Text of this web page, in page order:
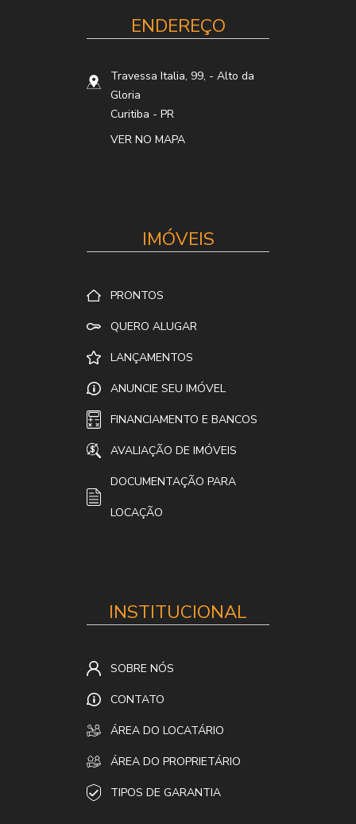
ENDEREÇO
Travessa Italia, 99, - Alto da
Gloria
Curitiba - PR
VER NO MAPA
IMÓVEIS
PRONTOS
QUERO ALUGAR
LANÇAMENTOS
ANUNCIE SEU IMÓVEL
FINANCIAMENTO E BANCOS
AVALIAÇÃO DE IMÓVEIS
DOCUMENTAÇÃO PARA
LOCAÇÃO
INSTITUCIONAL
SOBRE NÓS
CONTATO
ÁREA DO LOCATÁRIO
ÁREA DO PROPRIETÁRIO
TIPOS DE GARANTIA